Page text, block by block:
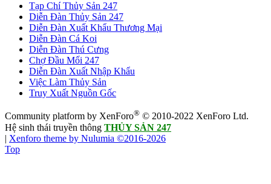
Tạp Chí Thủy Sản 247
Diễn Đàn Thủy Sản 247
Diễn Đàn Xuất Khẩu Thương Mại
Diễn Đàn Cá Koi
Diễn Đàn Thú Cưng
Chợ Đầu Mối 247
Diễn Đàn Xuất Nhập Khẩu
Việc Làm Thủy Sản
Truy Xuất Nguồn Gốc
Community platform by XenForo® © 2010-2022 XenForo Ltd.
Hệ sinh thái truyền thông THỦY SẢN 247
| Xenforo theme by Nulumia ©2016-2026
Top